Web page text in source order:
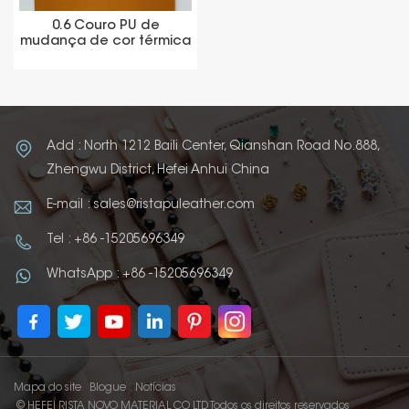
0.6 Couro PU de
mudança de cor térmica
Add : North 1212 Baili Center, Qianshan Road No.888,
Zhengwu District, Hefei Anhui China
E-mail : sales@ristapuleather.com
Tel : +86 -15205696349
WhatsApp : +86 -15205696349
Mapa do site Blogue
Notícias
© HEFEI RISTA NOVO MATERIAL CO LTD Todos os direitos reservados